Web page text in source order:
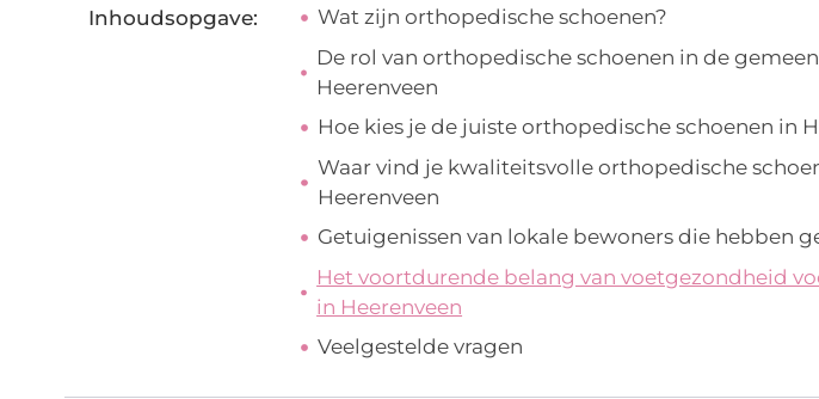
Inhoudsopgave:
Wat zijn orthopedische schoenen?
De rol van orthopedische schoenen in de
Heerenveen
Hoe kies je de juiste orthopedische schoenen in
Waar vind je kwaliteitsvolle orthopedische
Heerenveen
Getuigenissen van lokale bewoners die hebben
Het voortdurende belang van voetgezondheid
in Heerenveen
Veelgestelde vragen